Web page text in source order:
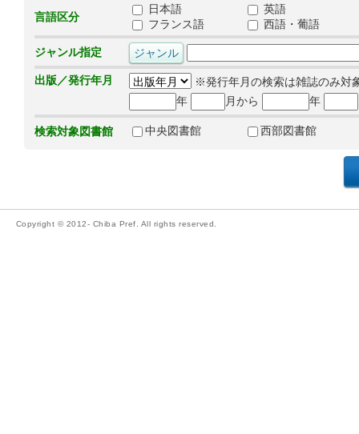
言語区分
日本語
英語
フランス語
西語・葡語
ジャンル指定
出版／発行年月
※発行年月の検索は雑誌のみ対
年
月から 年
検索対象図書館 中央図書館 西部図書館
Copyright © 2012- Chiba Pref. All rights reserved.